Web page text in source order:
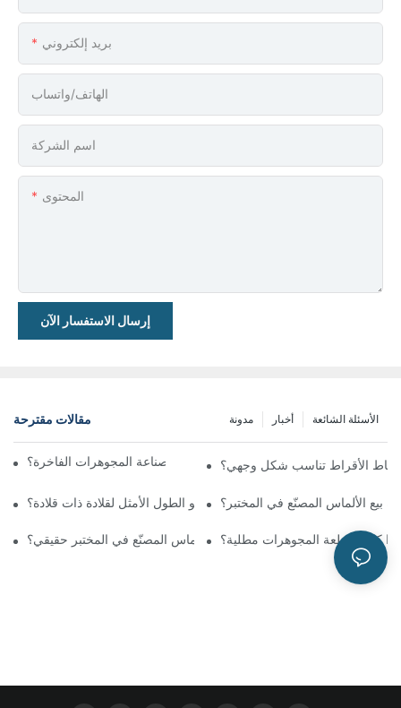
بريد إلكتروني
الهاتف/واتساب
اسم الشركة
المحتوى
إرسال الاستفسار الآن
مقالات مقترحة الأسئلة الشائعة أخبار مدونة
ما هي المواد المستخدمة في صناعة المجوهرات الفاخرة؟
الأقراط تناسب شكل وجهي؟
ما هو الطول الأمثل لقلادة ذات قلادة؟ بيع الألماس المصنّع في المختبر؟
هل الألماس المصنّع في المختبر حقيقي؟كانت قطعة المجوهرات مطلية؟